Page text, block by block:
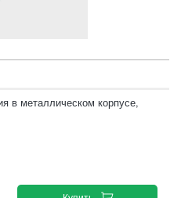
в металлическом корпусе,